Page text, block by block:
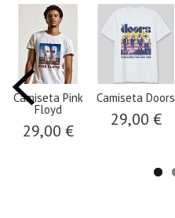
Camiseta Pink
Floyd
29,00 €
Camiseta Doors
29,00 €